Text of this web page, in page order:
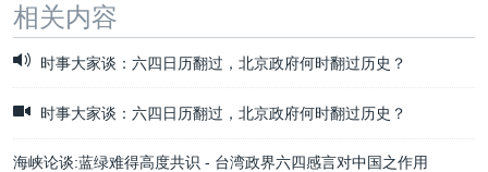
相关内容
时事大家谈：六四日历翻过，北京政府何时翻过历史？
时事大家谈：六四日历翻过，北京政府何时翻过历史？
海峡论谈:蓝绿难得高度共识 - 台湾政界六四感言对中国之作用